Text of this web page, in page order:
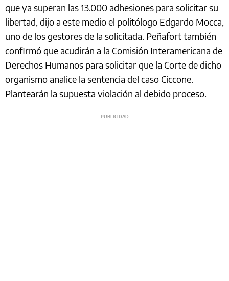
que ya superan las 13.000 adhesiones para solicitar su
libertad, dijo a este medio el politólogo Edgardo Mocca,
uno de los gestores de la solicitada. Peñafort también
confirmó que acudirán a la Comisión Interamericana de
Derechos Humanos para solicitar que la Corte de dicho
organismo analice la sentencia del caso Ciccone.
Plantearán la supuesta violación al debido proceso.